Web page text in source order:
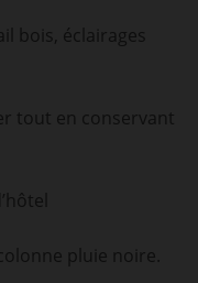
bois, éclairages
tout en conservant
pluie noire.